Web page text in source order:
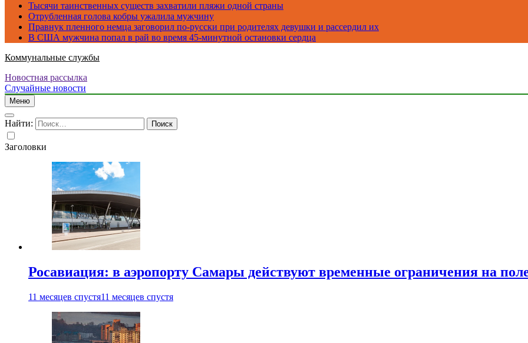
Тысячи таинственных существ захватили пляжи одной страны
Отрубленная голова кобры ужалила мужчину
Правнук пленного немца заговорил по-русски при родителях девушки и рассердил их
В США мужчина попал в рай во время 45-минутной остановки сердца
Коммунальные службы
Новостная рассылка
Случайные новости
Меню
Найти:
Заголовки
Росавиация: в аэропорту Самары действуют временные ограничения на
11 месяцев спустя11 месяцев спустя